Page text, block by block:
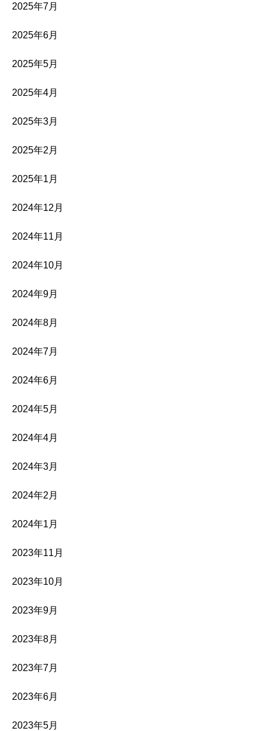
2025年7月
2025年6月
2025年5月
2025年4月
2025年3月
2025年2月
2025年1月
2024年12月
2024年11月
2024年10月
2024年9月
2024年8月
2024年7月
2024年6月
2024年5月
2024年4月
2024年3月
2024年2月
2024年1月
2023年11月
2023年10月
2023年9月
2023年8月
2023年7月
2023年6月
2023年5月